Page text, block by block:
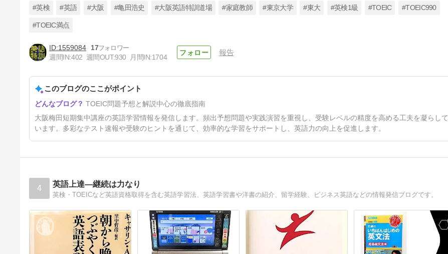
2026年度第1回英検準2級解答
速報・講評
#英検 #英語 #大阪 #亀田浩史 #大阪英語特訓道場 #家庭教師 #東京大学 #東大 #英検1級 #TOEIC #TOEIC990
#TOEIC満点
1559084
17
週間IN:402 週間OUT:930 月間IN:1704
報告
このブログのここがポイント
TOEIC問題予想と解説中心の徹底指南
大阪梅田短期集中講座の英語学習情報を発信します。頻出予想問題や実践演習を重視し、受験レベルの精度を高める工夫を凝らして
います。多彩なテスト速報や受験のヒントを通じて、効率的な学習をサポートし、英語力の向上を促進します。
4 英語上達―継続は力なり
英検・TOEICなど英語資格取得を含む英語学習法、英語学習書や洋書の紹介、留学経験、ビジネス英語などの情報発信ブログです。